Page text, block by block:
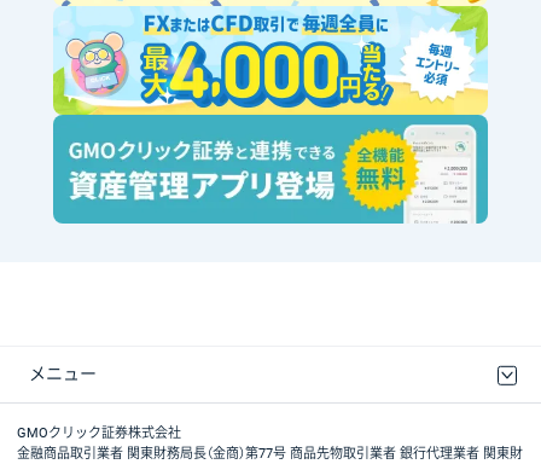
メニュー
取引規程・約款
最良執行方針
ディスクレイマー
リスク説明
GMOクリック証券ホームページ
GMOクリック証券株式会社
金融商品取引業者 関東財務局長（金商）第77号 商品先物取引業者 銀行代理業者 関東財